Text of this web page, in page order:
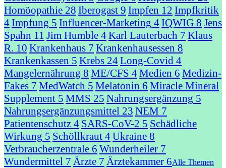
Homöopathie 28 Iberogast 9 Impfen 12 Impfkritik
4Impfung 5 Influencer-Marketing 4IQWIG 8 Jens
Spahn 11 Jim Humble 4Karl Lauterbach 7 Klaus
R. 10 Krankenhaus 7 Krankenhausessen 8
Krankenkassen 5 Krebs 24Long-Covid 4
Mangelernährung 8 ME/CFS 4Medien 6 Medizin-
Fakes 7 MedWatch 5 Melatonin 6 Miracle Mineral
Supplement 5 MMS 25 Nahrungsergänzung 5
Nahrungsergänzungsmittel 23 NEM 7
Patientenschutz 4 SARS-CoV-2 5 Schädliche
Wirkung 5 Schöllkraut 4Ukraine 8
Verbraucherzentrale 6 Wunderheiler 7
Wundermittel 7 Ärzte 7 Ärztekammer 6Alle Themen